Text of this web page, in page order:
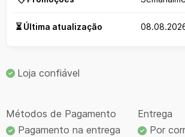
⏳ Última atualização
Loja confiável
Métodos de Pagamento
Pagamento na entrega
Entrega
Por